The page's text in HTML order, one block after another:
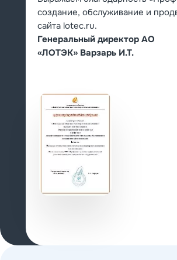
создание, обслуживание и
сайта lotec.ru.
Генеральный директор АО
«ЛОТЭК» Варзарь И.Т.